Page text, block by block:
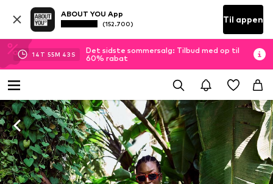
ABOUT YOU App
(152.700) Til appen
14 T 55M 42 S
Det sidste sommersalg: Tilbud med op til
60% rabat